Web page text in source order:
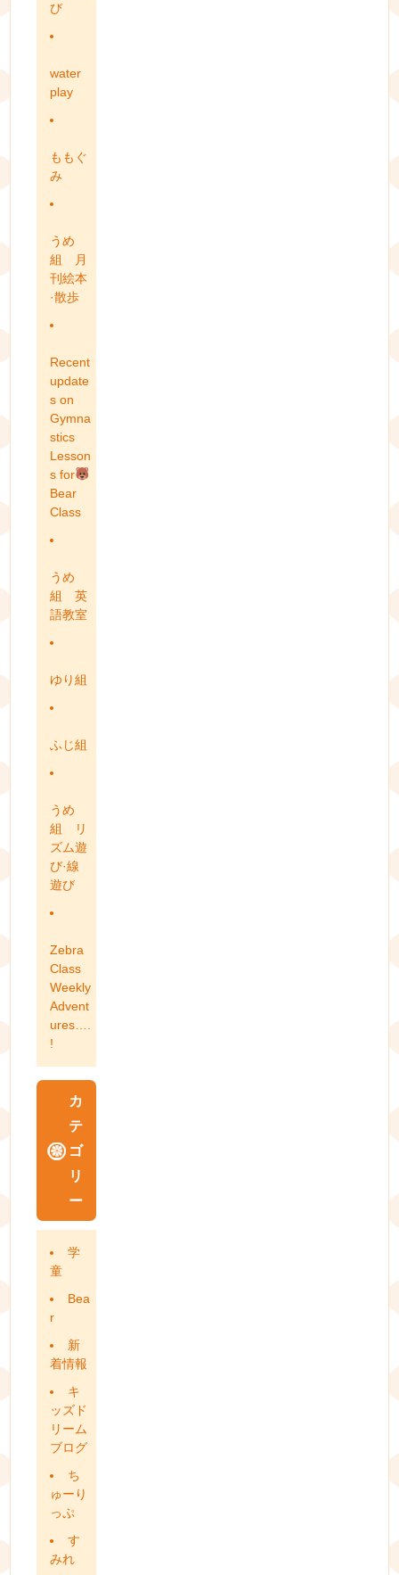
び
water
play
ももぐ
み
うめ
組 月
刊絵本
·散歩
Recent
update
s on
Gymna
stics
Lesson
s for
Bear
Class
うめ
組 英
語教室
ゆり組
ふじ組
うめ
組 リ
ズム遊
び·線
遊び
Zebra
Class
Weekly
Advent
ures….
!
カ
テ
ゴ
リ
ー
学
童
Bea
r
新
着情報
キ
ッズド
リーム
ブログ
ち
ゅーり
っぷ
す
みれ